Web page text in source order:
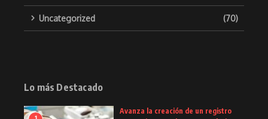
Uncategorized (70)
Lo más Destacado
Avanza la creación de un registro